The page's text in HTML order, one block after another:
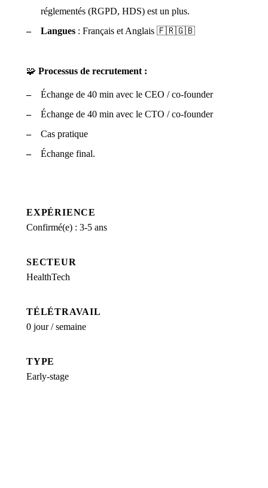
réglementés (RGPD, HDS) est un plus.
Langues : Français et Anglais 🇫🇷🇬🇧
🧩 Processus de recrutement :
Échange de 40 min avec le CEO / co-founder
Échange de 40 min avec le CTO / co-founder
Cas pratique
Échange final.
EXPÉRIENCE
Confirmé(e) : 3-5 ans
SECTEUR
HealthTech
TÉLÉTRAVAIL
0 jour / semaine
TYPE
Early-stage